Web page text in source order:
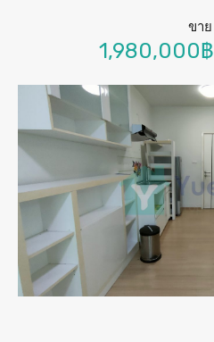
ขาย
1,980,000฿